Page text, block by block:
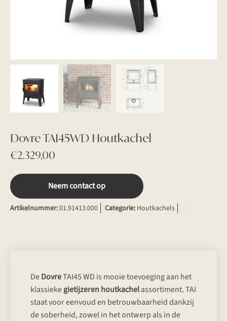
Dovre TAI45WD Houtkachel
€2.329,00
Neem contact op
Artikelnummer:01.91413.000 Categorie: Houtkachels
DeDovreTAI45 WD is mooie toevoeging aan het
klassiekegietijzerenhoutkachelassortiment. TAI
staat voor eenvoud en betrouwbaarheid dankzij
de soberheid, zowel in het ontwerp als in de